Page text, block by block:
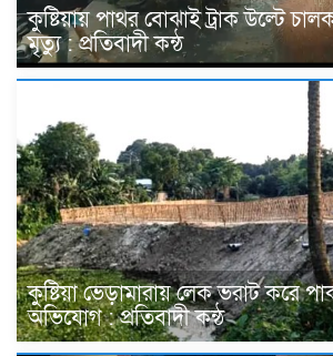
কুষ্টিয়ায় পাথর বোঝাই ট্রাক উল্টে
মৃত্যু : প্রতিবাদী কন্ঠ
কুষ্টিয়া ভেড়ামারায় লেক ভরাট করে
অভিযোগ : প্রতিবাদী কন্ঠ